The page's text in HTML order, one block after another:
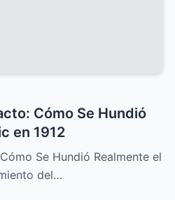
Cómo Se Hundió
en 1912
Se Hundió Realmente el
del…